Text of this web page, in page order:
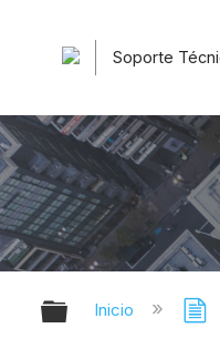
Soporte
Expandir/
Inicio